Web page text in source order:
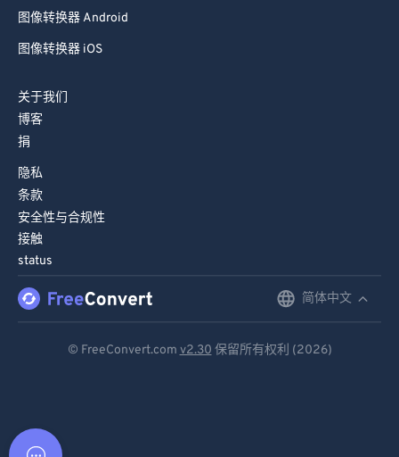
图像转换器 Android
图像转换器 iOS
关于我们
博客
捐
隐私
条款
安全性与合规性
接触
status
简体中文
© FreeConvert.com v2.30 保留所有权利 (2026)